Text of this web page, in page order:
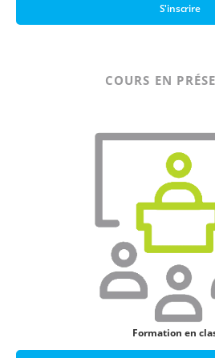
S'inscrire
COURS EN
Formation en